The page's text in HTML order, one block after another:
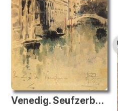
Venedig. Seufzerbrücke